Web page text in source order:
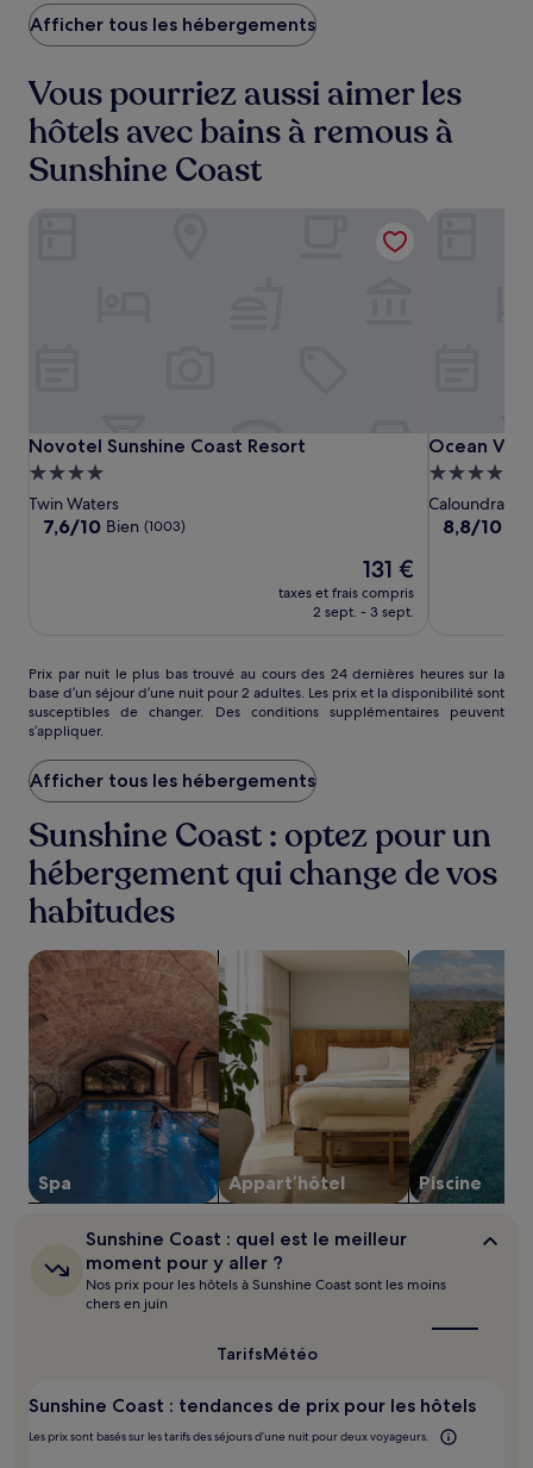
Afficher tous les hébergements
Vous pourriez aussi aimer les
hôtels avec bains à remous à
Sunshine Coast
Novotel
Sunshine
Coast
Resort
Novotel
Sunshine
Coast
Resort
Novotel Sunshine Coast Resort
Novotel Sunshine Coast Resort
Hébergement
4.0 étoiles
Twin Waters
7.6
7,6/10 Bien (1003)
Le
nouveau
prix
131 €
131 €
taxes et frais compris
2 sept. - 3 sept.
Novotel Sunshine Coast Resort
Ocean
Views
Resort
Ocean
Ocean
4.5 étoiles
Caloundra
8.8
8,8/10
Ocean
Prix
par
nuit
le
plus
bas
trouvé
au
cours
des
24 dernières
heures
la
base
d’un
séjour
d’une
nuit
pour
2 adultes.
Les
prix
la
disponibilité
susceptibles
de
changer.
s’appliquer.
Prix par nuit le plus bas trouvé au cours des 24 dernières heures sur la
base d’un séjour d’une nuit pour 2 adultes. Les prix et la disponibilité sont
susceptibles de changer. Des conditions supplémentaires peuvent
s’appliquer.
Afficher tous les hébergements
Sunshine Coast : optez pour un
hébergement qui change de vos
habitudes
Spa
Rechercher des hébergements avec un spa sur place
Appart’hôtel
Rechercher des appart’hôtels
Piscine
Rechercher
Sunshine
quel
est
le
aller ?
Sunshine Coast : quel est le meilleur
moment pour y aller ?
Nos prix pour les hôtels à Sunshine Coast sont les moins
chers en juin
TarifsMétéo
Sunshine Coast : tendances de prix pour les hôtels
Les prix sont basés sur les tarifs des séjours d’une nuit pour deux voyageurs.